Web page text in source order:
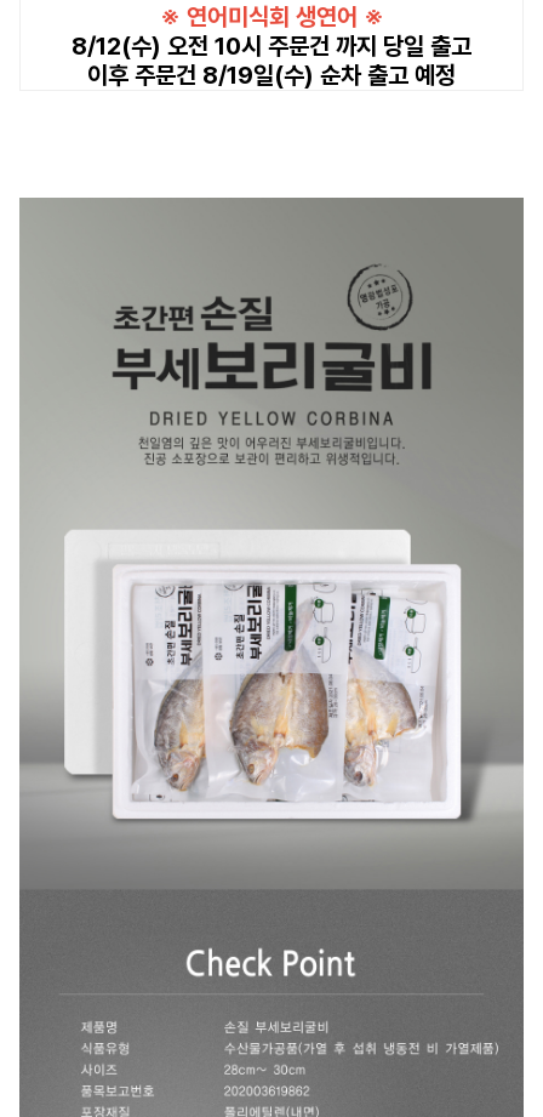
※ 연어미식회 생연어 ※
8/12(수) 오전 10시 주문건 까지 당일 출고
이후 주문건 8/19일(수) 순차 출고 예정